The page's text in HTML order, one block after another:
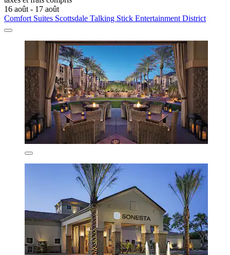
16 août - 17 août
Comfort Suites Scottsdale Talking Stick Entertainment District